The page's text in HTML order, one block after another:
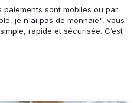
sont mobiles ou par
je n'ai pas de monnaie", vous
rapide et sécurisée. C’est